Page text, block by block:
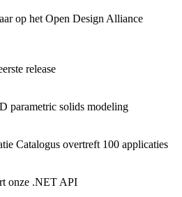
op het Open Design Alliance
release
parametric solids modeling
Catalogus overtreft 100 applicaties
onze .NET API